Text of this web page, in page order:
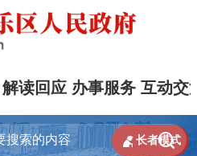
解读回应 办事服务 互动交

 长者模式